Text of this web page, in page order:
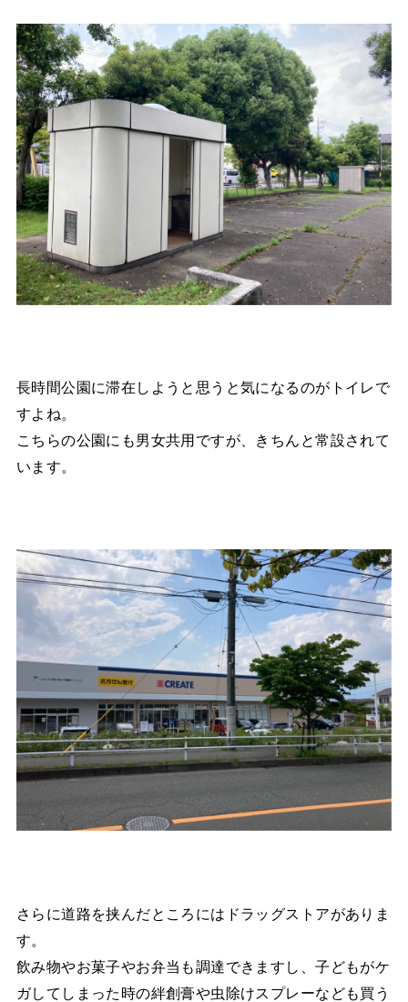
長時間公園に滞在しようと思うと気になるのがトイレで
すよね。
こちらの公園にも男女共用ですが、きちんと常設されて
います。
さらに道路を挟んだところにはドラッグストアがありま
す。
飲み物やお菓子やお弁当も調達できますし、子どもがケ
ガしてしまった時の絆創膏や虫除けスプレーなども買う